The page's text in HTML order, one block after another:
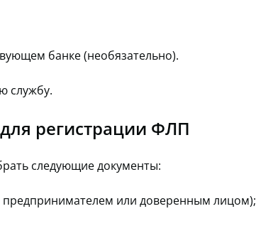
банке (необязательно).
службу.
регистрации ФЛП
следующие документы:
предпринимателем или доверенным лицом);